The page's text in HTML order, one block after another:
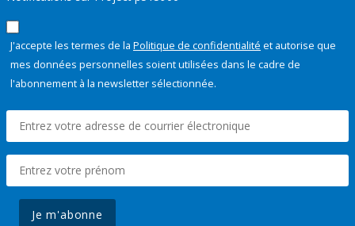
J'accepte les termes de la Politique de confidentialité et autorise que
mes données personnelles soient utilisées dans le cadre de
l'abonnement à la newsletter sélectionnée.
Je m'abonne